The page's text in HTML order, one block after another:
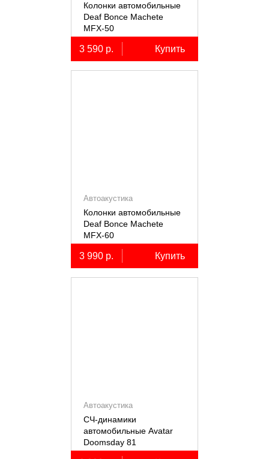
Колонки автомобильные
Deaf Bonce Machete
MFX-50
3 590 р. Купить
Автоакустика
Колонки автомобильные
Deaf Bonce Machete
MFX-60
3 990 р. Купить
Автоакустика
СЧ-динамики
автомобильные Avatar
Doomsday 81